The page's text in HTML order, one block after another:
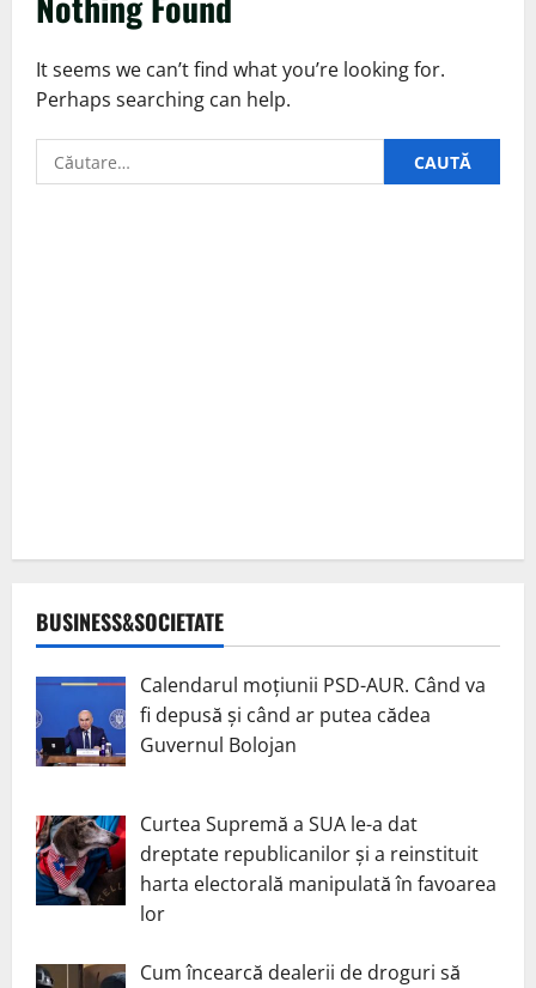
It seems we can’t find what you’re looking for.
Perhaps searching can help.
Caută
după:
BUSINESS&SOCIETATE
Calendarul moțiunii PSD-AUR. Când va
fi depusă și când ar putea cădea
Guvernul Bolojan
Curtea Supremă a SUA le-a dat
dreptate republicanilor și a reinstituit
harta electorală manipulată în favoarea
lor
Cum încearcă dealerii de droguri să